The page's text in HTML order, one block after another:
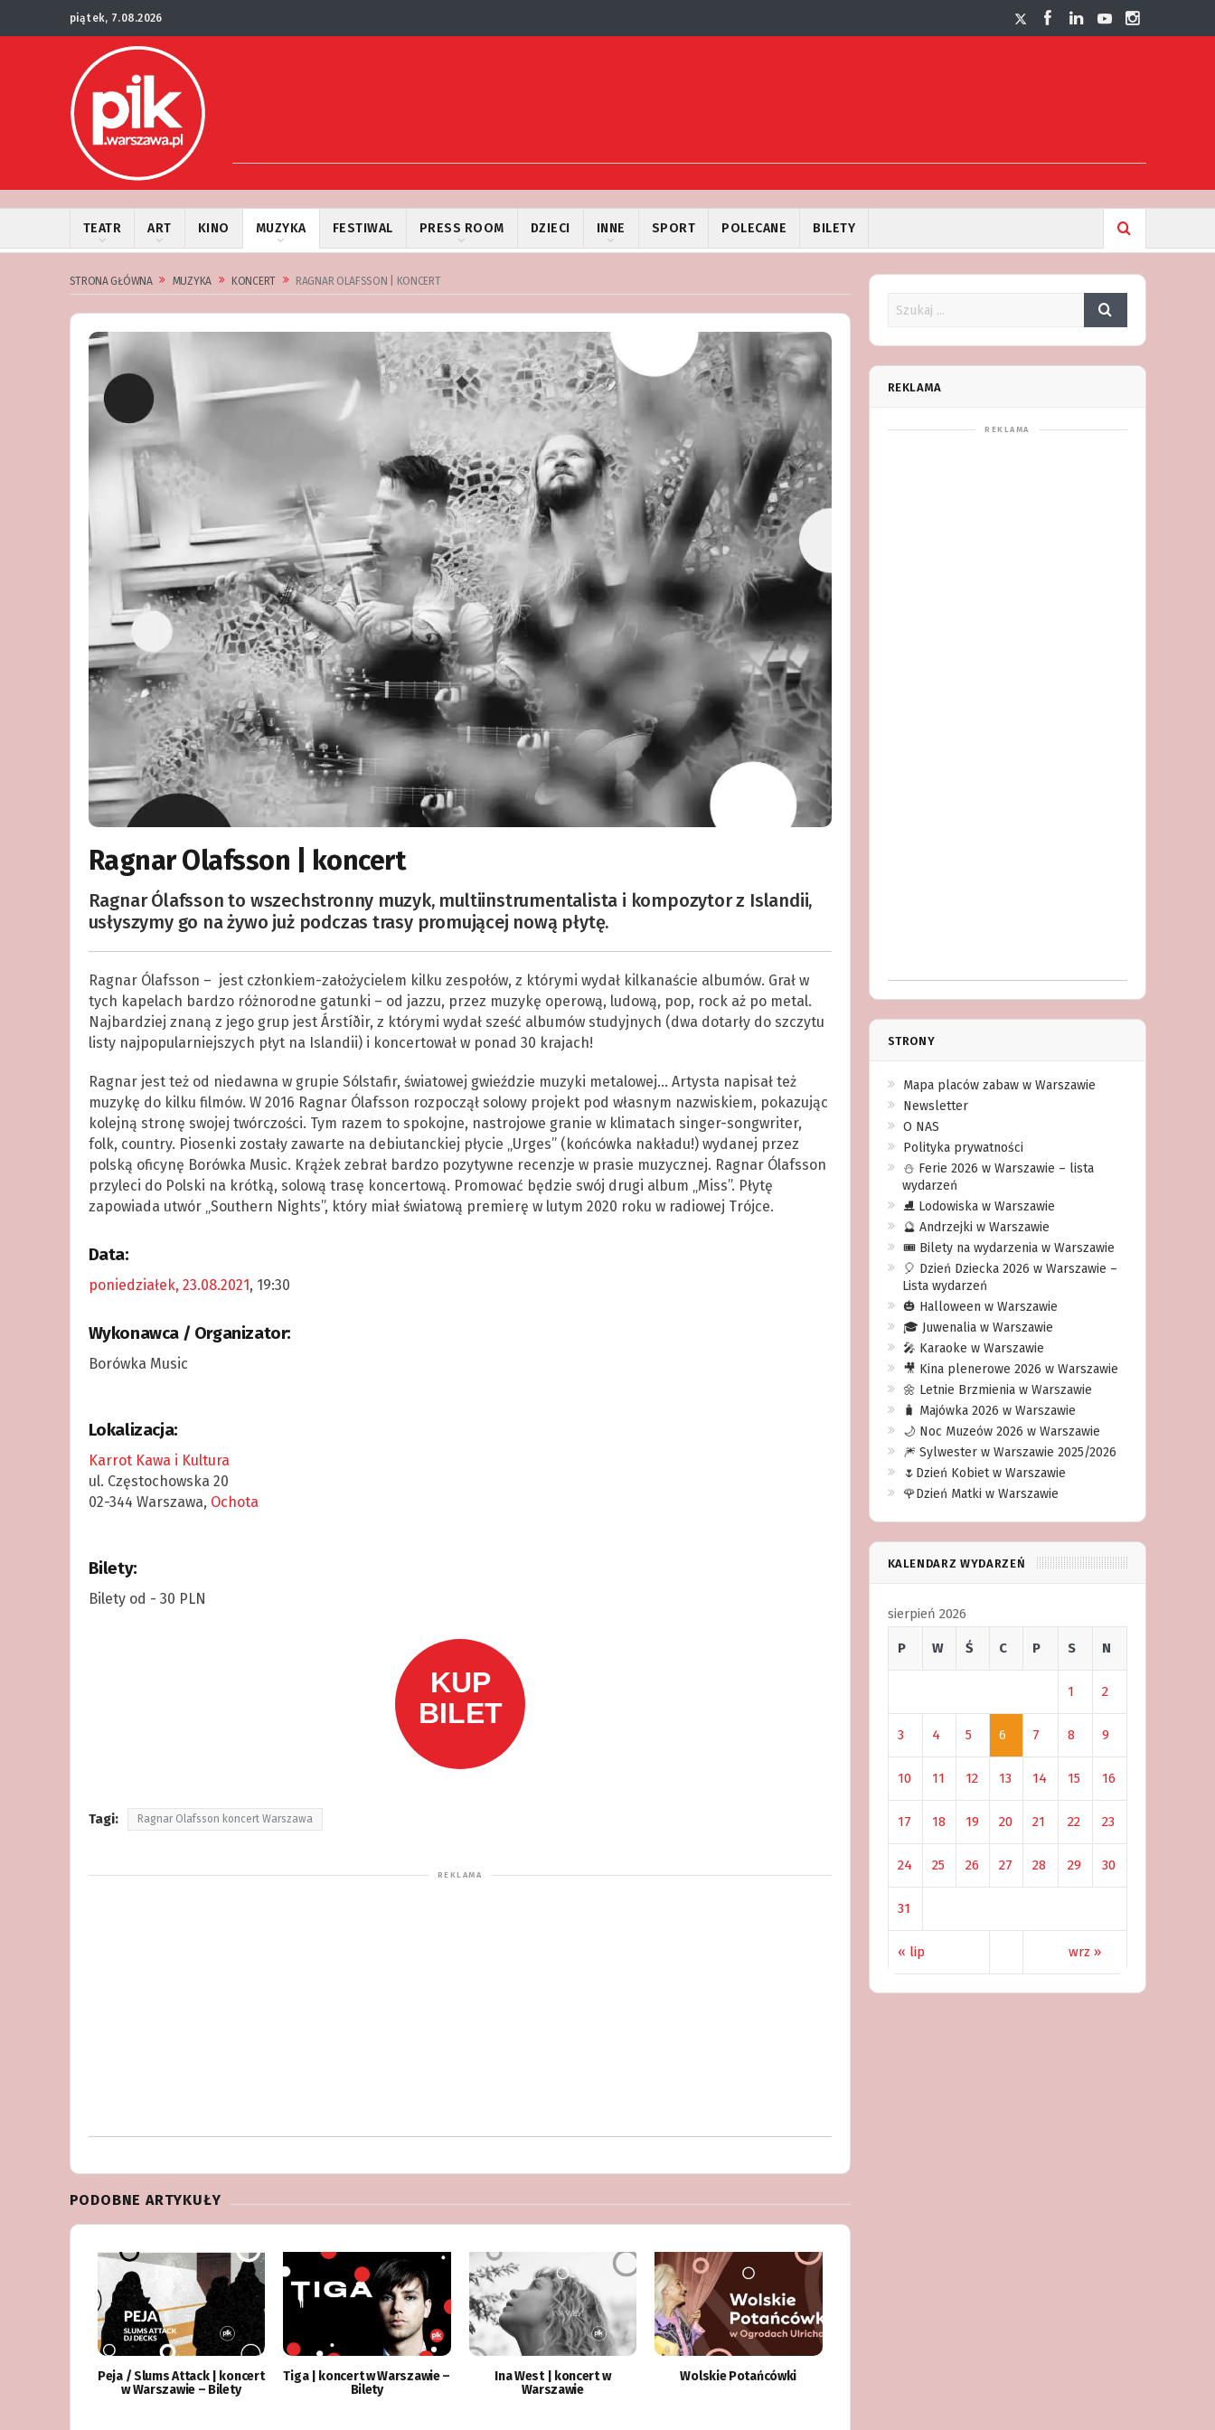
piątek, 7.08.2026
TEATR ART KINO MUZYKA FESTIWAL PRESS ROOM DZIECI INNE SPORT POLECANE BILETY
STRONA GŁÓWNA MUZYKA KONCERT RAGNAR OLAFSSON | KONCERT
Ragnar Olafsson | koncert
Ragnar Ólafsson to wszechstronny muzyk, multiinstrumentalista i kompozytor z Islandii,
usłyszymy go na żywo już podczas trasy promującej nową płytę.
Ragnar Ólafsson – jest członkiem-założycielem kilku zespołów, z którymi wydał kilkanaście albumów. Grał w
tych kapelach bardzo różnorodne gatunki – od jazzu, przez muzykę operową, ludową, pop, rock aż po metal.
Najbardziej znaną z jego grup jest Árstíðir, z którymi wydał sześć albumów studyjnych (dwa dotarły do szczytu
listy najpopularniejszych płyt na Islandii) i koncertował w ponad 30 krajach!
Ragnar jest też od niedawna w grupie Sólstafir, światowej gwieździe muzyki metalowej… Artysta napisał też
muzykę do kilku filmów. W 2016 Ragnar Ólafsson rozpoczął solowy projekt pod własnym nazwiskiem, pokazując
kolejną stronę swojej twórczości. Tym razem to spokojne, nastrojowe granie w klimatach singer-songwriter,
folk, country. Piosenki zostały zawarte na debiutanckiej płycie „Urges” (końcówka nakładu!) wydanej przez
polską oficynę Borówka Music. Krążek zebrał bardzo pozytywne recenzje w prasie muzycznej. Ragnar Ólafsson
przyleci do Polski na krótką, solową trasę koncertową. Promować będzie swój drugi album „Miss”. Płytę
zapowiada utwór „Southern Nights”, który miał światową premierę w lutym 2020 roku w radiowej Trójce.
Data:
poniedziałek, 23.08.2021, 19:30
Wykonawca / Organizator:
Borówka Music
Lokalizacja:
Karrot Kawa i Kultura
ul. Częstochowska 20
02-344 Warszawa, Ochota
Bilety:
Bilety od - 30 PLN
Tagi: Ragnar Olafsson koncert Warszawa
PODOBNE ARTYKUŁY
Peja / Slums Attack | koncert
w Warszawie – Bilety
Tiga | koncert w Warszawie –
Bilety
Ina West | koncert w
Warszawie
Wolskie Potańcówki
REKLAMA
STRONY
Mapa placów zabaw w Warszawie
Newsletter
O NAS
Polityka prywatności
⛄️ Ferie 2026 w Warszawie – lista
wydarzeń
⛸ Lodowiska w Warszawie
🔮 Andrzejki w Warszawie
🎟️ Bilety na wydarzenia w Warszawie
🎈 Dzień Dziecka 2026 w Warszawie –
Lista wydarzeń
🎃 Halloween w Warszawie
🎓 Juwenalia w Warszawie
🎤 Karaoke w Warszawie
🎥 Kina plenerowe 2026 w Warszawie
🌼 Letnie Brzmienia w Warszawie
🧳 Majówka 2026 w Warszawie
🌙 Noc Muzeów 2026 w Warszawie
🎆 Sylwester w Warszawie 2025/2026
🌷Dzień Kobiet w Warszawie
🌹Dzień Matki w Warszawie
KALENDARZ WYDARZEŃ
sierpień 2026
P W Ś C P S N
« lip wrz »
1 2
3 4 5 6 7 8 9
10 11 12 13 14 15 16
17 18 19 20 21 22 23
24 25 26 27 28 29 30
31